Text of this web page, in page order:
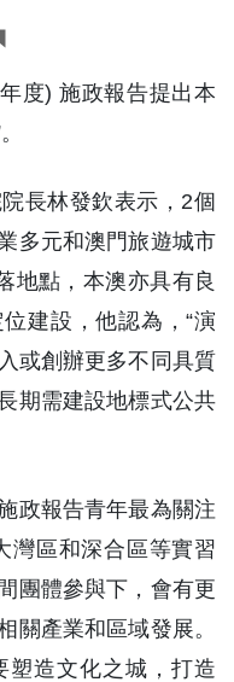
度) 施政報告提出本
長林發欽表示，2個
多元和澳門旅遊城市
地點，本澳亦具有良
建設，他認為，“演
或創辦更多不同具質
期需建設地標式公共
政報告青年最為關注
灣區和深合區等實習
團體參與下，會有更
關產業和區域發展。
塑造文化之城，打造